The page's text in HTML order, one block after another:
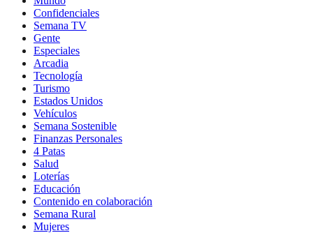
Confidenciales
Semana TV
Gente
Especiales
Arcadia
Tecnología
Turismo
Estados Unidos
Vehículos
Semana Sostenible
Finanzas Personales
4 Patas
Salud
Loterías
Educación
Contenido en colaboración
Semana Rural
Mujeres